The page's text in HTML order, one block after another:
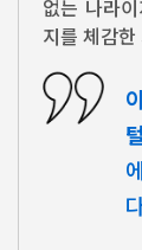
없는 나라
지를 체감